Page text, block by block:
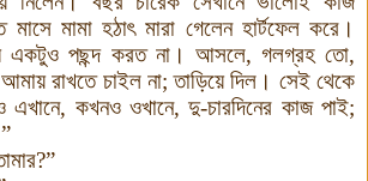
মামা হঠাৎ মারা গেলেন হার্টফেল করে ।
একটুও পছন্দ করত না। আসলে, গলগ্রহ তো,
আমায় রাখতে চাইল না;তাড়িয়ে দিল । সেই থেকে
এখানে, কখনও ওখানে,দু-চারদিনের কাজ পাই;
”
?”